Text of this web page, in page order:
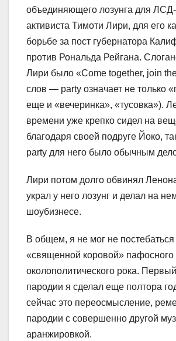
объединяющего лозунга для ЛСД-
активиста Тимоти Лири, для его
борьбе за пост губернатора
против Рональда Рейгана.
Лири было «Come together, join
слов — party означает не только
еще и «вечеринка», «тусовка»).
времени уже крепко сидел на
благодаря своей подруге Йоко,
party для него было обычным
Лири потом долго обвинял
украл у него лозунг и делал на
шоубизнесе.
В общем, я не мог не постебаться
«священной коровой» пафосного
околополитического рока.
пародии я сделал еще полтора
сейчас это переосмысление,
пародии с совершенно другой
аранжировкой.